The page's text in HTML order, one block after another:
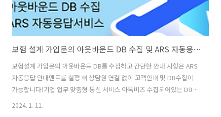
보험 설계 가입문의 아웃바운드 DB 수집 및 ARS 자동응답 안내멘트 서비스
보험설계 가입문의 아웃바운드 DB를 수집하고 간단한 안내 사항은 ARS
자동응답 안내멘트를 설정 해 상담원 연결 없이 고객안내 및 DB수집이
가능합니다!기업 업무 맞춤형 통신 서비스 아톡비즈 수집되어있는 DB를
2024. 1. 11.